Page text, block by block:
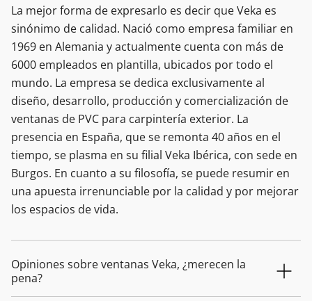
La mejor forma de expresarlo es decir que Veka es
sinónimo de calidad. Nació como empresa familiar en
1969 en Alemania y actualmente cuenta con más de
6000 empleados en plantilla, ubicados por todo el
mundo. La empresa se dedica exclusivamente al
diseño, desarrollo, producción y comercialización de
ventanas de PVC para carpintería exterior. La
presencia en España, que se remonta 40 años en el
tiempo, se plasma en su filial Veka Ibérica, con sede en
Burgos. En cuanto a su filosofía, se puede resumir en
una apuesta irrenunciable por la calidad y por mejorar
los espacios de vida.
Opiniones sobre ventanas Veka, ¿merecen la
pena?